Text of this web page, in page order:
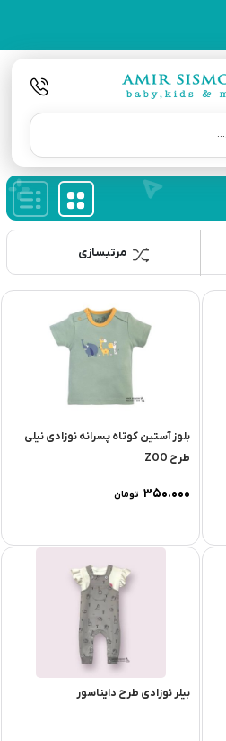
مرتبسازی
بلوز آستین کوتاه پسرانه نوزادی نیلی
طرح ZOO
۳۵۰.۰۰۰ تومان
بیلر نوزادی طرح دایناسور